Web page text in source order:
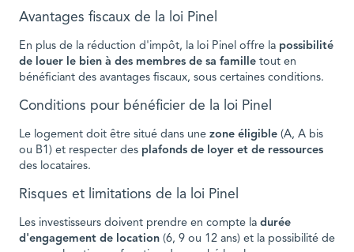
Avantages fiscaux de la loi Pinel
En plus de la réduction d'impôt, la loi Pinel offre la possibilité
de louer le bien à des membres de sa famille tout en
bénéficiant des avantages fiscaux, sous certaines conditions.
Conditions pour bénéficier de la loi Pinel
Le logement doit être situé dans une zone éligible (A, A bis
ou B1) et respecter des plafonds de loyer et de ressources
des locataires.
Risques et limitations de la loi Pinel
Les investisseurs doivent prendre en compte la durée
d'engagement de location (6, 9 ou 12 ans) et la possibilité de